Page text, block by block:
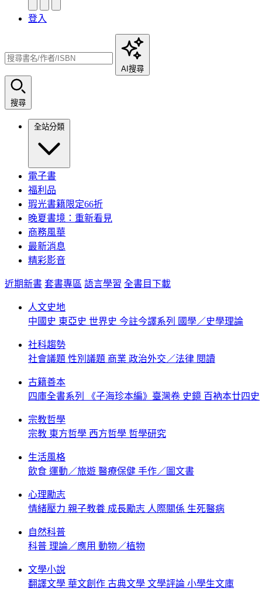
登入
AI搜尋
搜尋
全站分類
電子書
福利品
瑕光書籍限定66折
晚夏書境：重新看見
商務風華
最新消息
精彩影音
近期新書 套書專區 語言學習 全書目下載
人文史地
中國史 東亞史 世界史 今註今譯系列 國學／史學理論
社科趨勢
社會議題 性別議題 商業 政治外交／法律 閱讀
古籍善本
四庫全書系列
《子海珍本編》臺灣卷 史鏡 百衲本廿四史
宗教哲學
宗教 東方哲學 西方哲學 哲學研究
生活風格
飲食 運動／旅遊 醫療保健 手作／圖文書
心理勵志
情緒壓力 親子教養 成長勵志 人際關係 生死醫病
自然科普
科普 理論／應用 動物／植物
文學小說
翻譯文學 華文創作 古典文學 文學評論 小學生文庫